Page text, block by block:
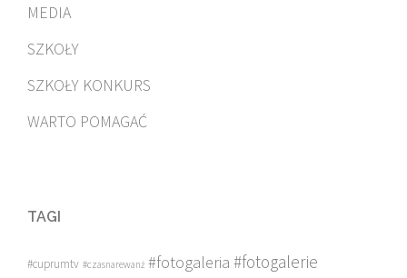
MEDIA
SZKOŁY
SZKOŁY KONKURS
WARTO POMAGAĆ
TAGI
#cuprumtv #czasnarewanż #fotogaleria #fotogalerie